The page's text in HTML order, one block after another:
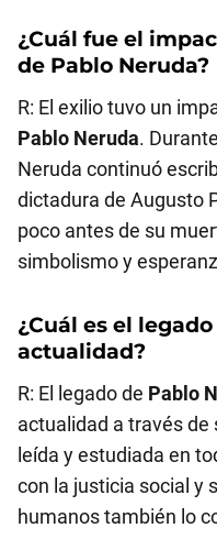
¿Cuál fue el
de Pablo Neruda?
R: El exilio tuvo un
Pablo Neruda.
Neruda continuó
dictadura de Augusto
poco antes de su
simbolismo y
¿Cuál es el
actualidad?
R: El legado de Pablo
actualidad a través de
leída y estudiada en
con la justicia social y
humanos también lo